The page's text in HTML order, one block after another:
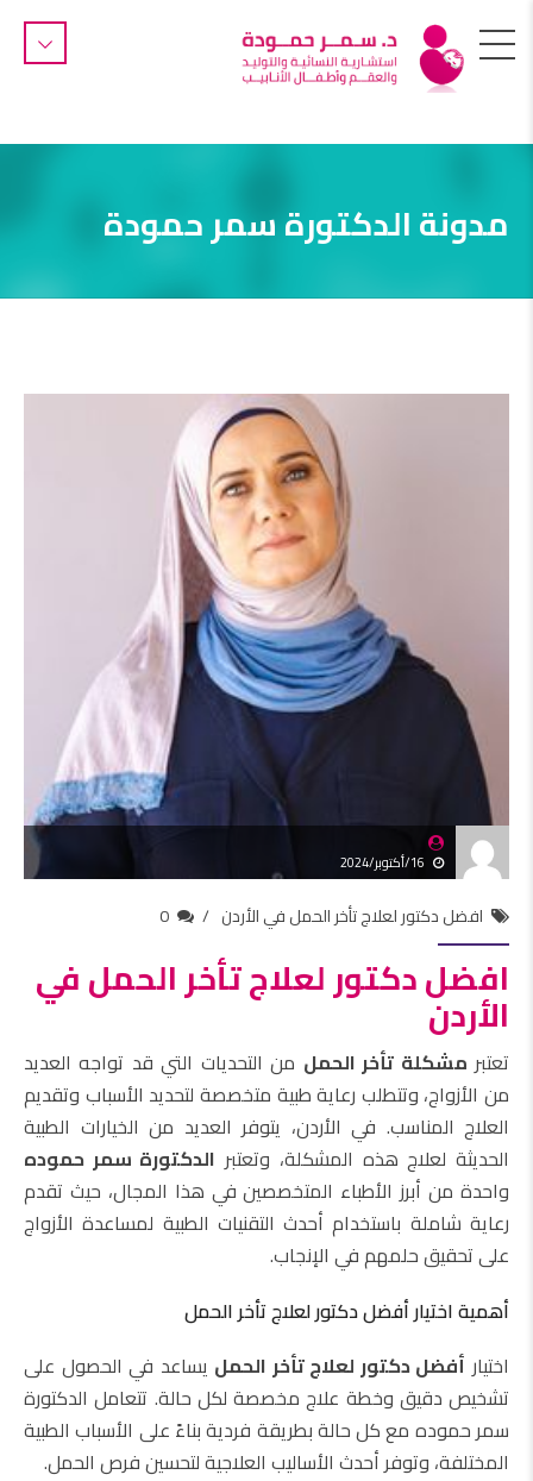
مدونة الدكتورة سمر حمودة
16/أكتوبر/2024
افضل دكتور لعلاج تأخر الحمل في الأردن 0
افضل دكتور لعلاج تأخر الحمل في
الأردن
تعتبر مشكلة تأخر الحمل من التحديات التي قد تواجه العديد
من الأزواج، وتتطلب رعاية طبية متخصصة لتحديد الأسباب وتقديم
العلاج المناسب. في الأردن، يتوفر العديد من الخيارات الطبية
الحديثة لعلاج هذه المشكلة، وتعتبر الدكتورة سمر حموده
واحدة من أبرز الأطباء المتخصصين في هذا المجال، حيث تقدم
رعاية شاملة باستخدام أحدث التقنيات الطبية لمساعدة الأزواج
على تحقيق حلمهم في الإنجاب.
أهمية اختيار أفضل دكتور لعلاج تأخر الحمل
اختيار أفضل دكتور لعلاج تأخر الحمل يساعد في الحصول على
تشخيص دقيق وخطة علاج مخصصة لكل حالة. تتعامل الدكتورة
سمر حموده مع كل حالة بطريقة فردية بناءً على الأسباب الطبية
المختلفة، وتوفر أحدث الأساليب العلاجية لتحسين فرص الحمل.